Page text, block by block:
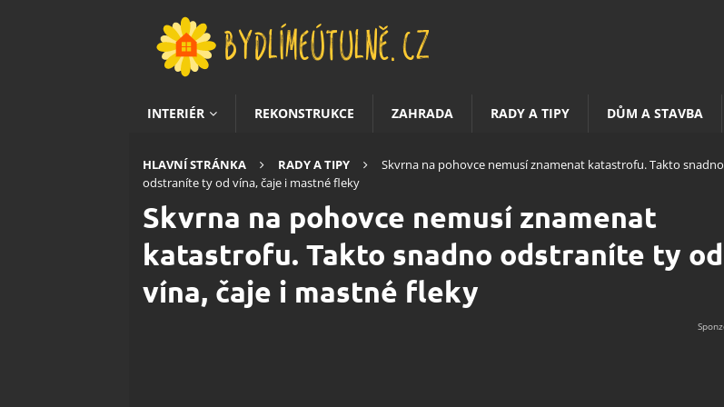
INTERIÉR REKONSTRUKCE ZAHRADA RADY A TIPY DŮM A STAVBA
HLAVNÍ STRÁNKA RADY A TIPY
Skvrna na pohovce nemusí znamenat katastrofu. Takto snadno
odstraníte ty od vína, čaje i mastné fleky
Skvrna na pohovce nemusí znamenat
katastrofu. Takto snadno odstraníte ty od
vína, čaje i mastné fleky